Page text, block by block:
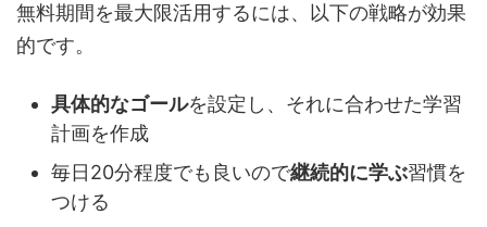
無料期間を最大限活用するには、以下の戦略が効果
的です。
具体的なゴールを設定し、それに合わせた学習
計画を作成
毎日20分程度でも良いので継続的に学ぶ習慣を
つける